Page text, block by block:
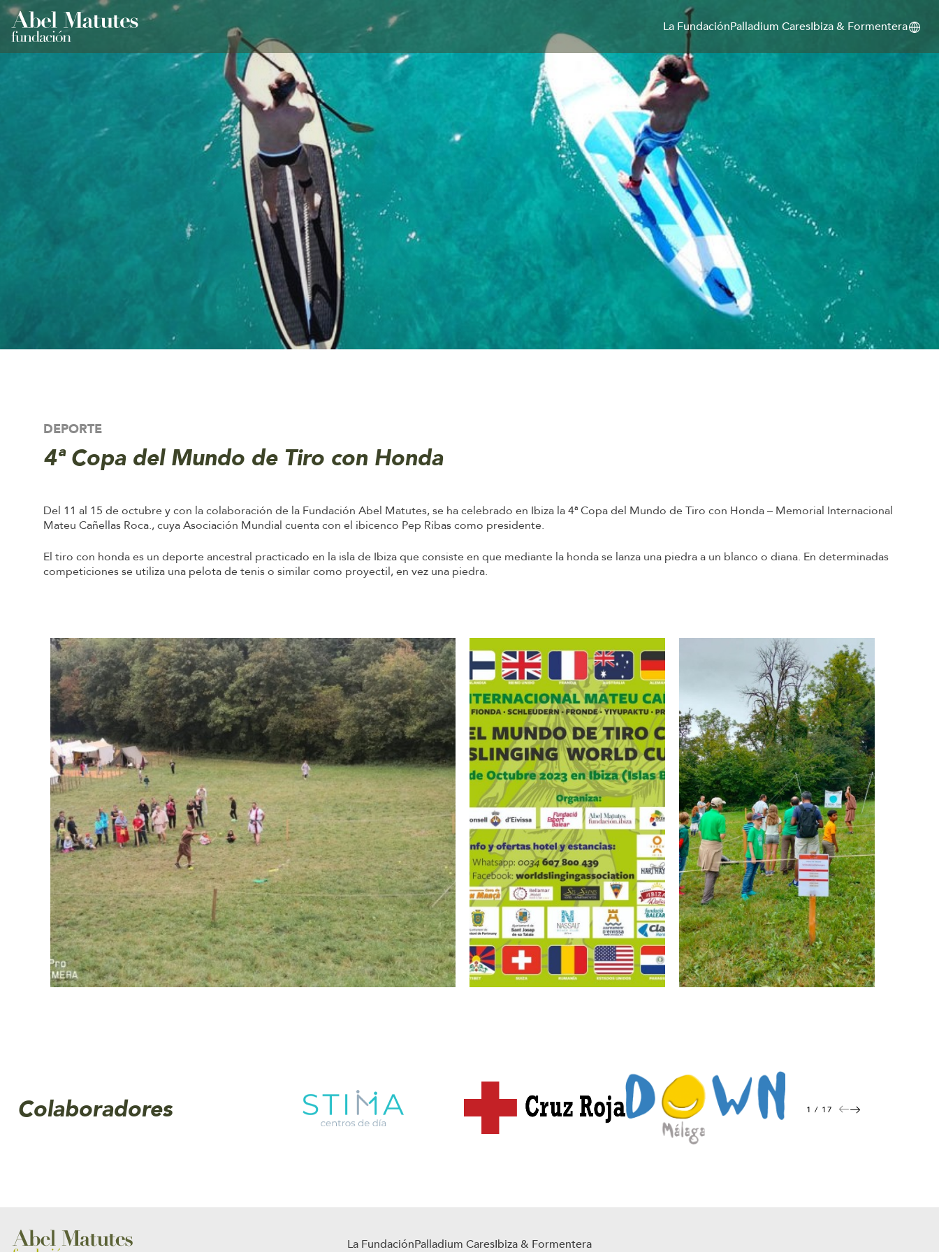
La FundaciónPalladium CaresIbiza & Formentera
DEPORTE
4ª Copa del Mundo de Tiro con Honda
Del 11 al 15 de octubre y con la colaboración de la Fundación Abel Matutes, se ha celebrado en Ibiza la 4ª Copa del Mundo de Tiro con Honda – Memorial Internacional
Mateu Cañellas Roca., cuya Asociación Mundial cuenta con el ibicenco Pep Ribas como presidente.
El tiro con honda es un deporte ancestral practicado en la isla de Ibiza que consiste en que mediante la honda se lanza una piedra a un blanco o diana. En determinadas
competiciones se utiliza una pelota de tenis o similar como proyectil, en vez una piedra.
Colaboradores 1 / 17
La FundaciónPalladium CaresIbiza & Formentera